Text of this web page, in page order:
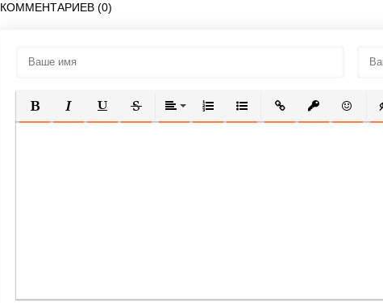
КОММЕНТАРИЕВ (0)
ПОЛУЖИРНЫЙ
КУРСИВПОДЧЕРКНУТЫЙ
ЗАЧЕРКНУТЫЙВЫРАВНИВАНИЕ
НУМЕРОВАННЫЙ СПИСОК
МАРКИРОВАННЫЙ
ВСТАВИТЬ ССЫЛКУ
ВСТАВИТЬ